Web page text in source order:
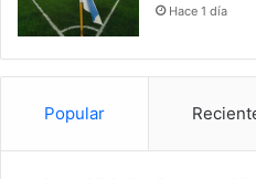
Hace 1 día
Popular